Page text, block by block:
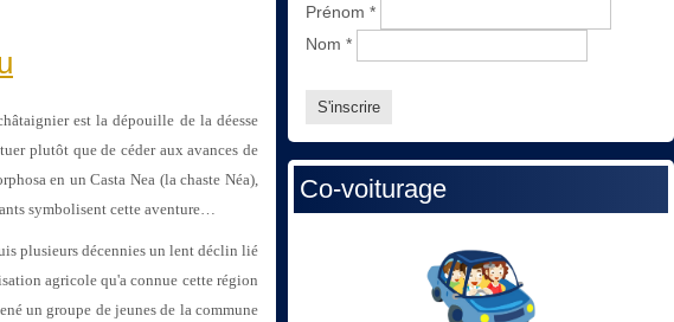
est la dépouille de la déesse
plutôt que de céder aux avances de
en un Casta Nea (la chaste Néa),
symbolisent cette aventure…
plusieurs décennies un lent déclin lié
agricole qu'a connue cette région
un groupe de jeunes de la commune
Prénom *
Nom *
Co-voiturage